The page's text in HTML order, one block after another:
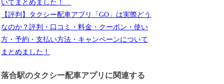
【評判】タクシー配車アプリ「GO」は実際どう
なのか？評判・口コミ・料金・クーポン・使い
方・予約・支払い方法・キャンペーンについて
まとめました！
落合駅のタクシー配車アプリに関連する